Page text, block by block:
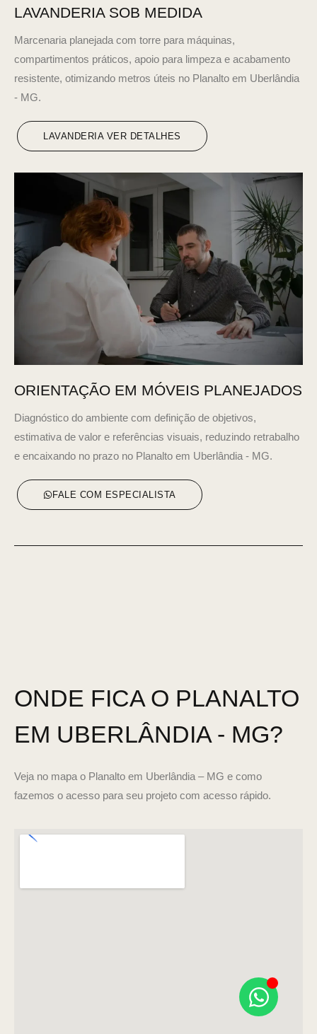
LAVANDERIA SOB MEDIDA
Marcenaria planejada com torre para máquinas,
compartimentos práticos, apoio para limpeza e acabamento
resistente, otimizando metros úteis no Planalto em Uberlândia
- MG.
LAVANDERIA VER DETALHES
ORIENTAÇÃO EM MÓVEIS PLANEJADOS
Diagnóstico do ambiente com definição de objetivos,
estimativa de valor e referências visuais, reduzindo retrabalho
e encaixando no prazo no Planalto em Uberlândia - MG.
FALE COM ESPECIALISTA
ONDE FICA O PLANALTO
EM UBERLÂNDIA - MG?
Veja no mapa o Planalto em Uberlândia – MG e como
fazemos o acesso para seu projeto com acesso rápido.